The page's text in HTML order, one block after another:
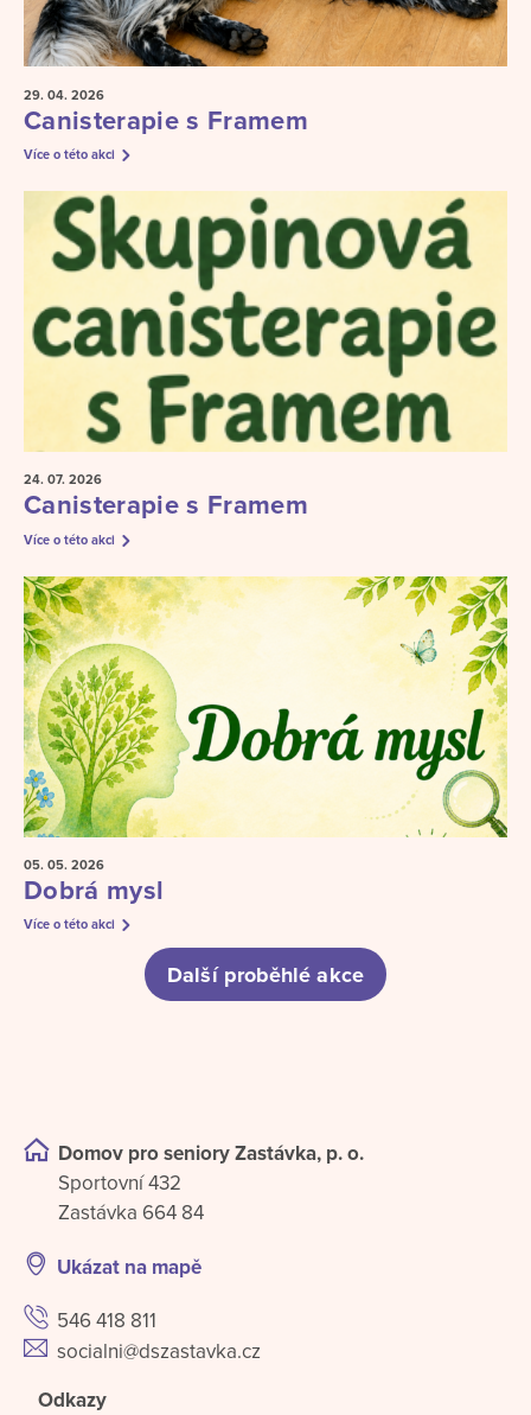
29. 04. 2026
Canisterapie s Framem
Více o této akci
24. 07. 2026
Canisterapie s Framem
Více o této akci
05. 05. 2026
Dobrá mysl
Více o této akci
Další proběhlé akce
Domov pro seniory Zastávka, p. o.
Sportovní 432
Zastávka 664 84
Ukázat na mapě
546 418 811
socialni@dszastavka.cz
Odkazy